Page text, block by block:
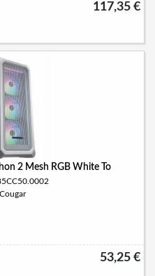
117,35 €
2 Mesh RGB White To
53,25 €